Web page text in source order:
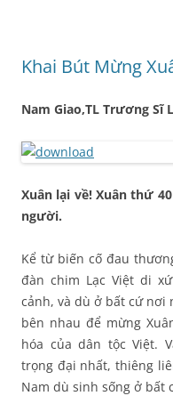
Khai Bút Mừng
Nam Giao,TL Trương Sĩ
Xuân lại về! Xuân thứ
người.
Kể từ biến cố đau
đàn chim Lạc Việt di
cảnh, và dù ở bất cứ nơi
bên nhau để mừng
hóa của dân tộc Việt.
trọng đại nhất, thiêng
Nam dù sinh sống ở bất